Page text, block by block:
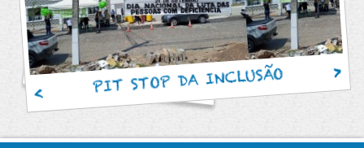
PIT STOP DA INCLUSÃO